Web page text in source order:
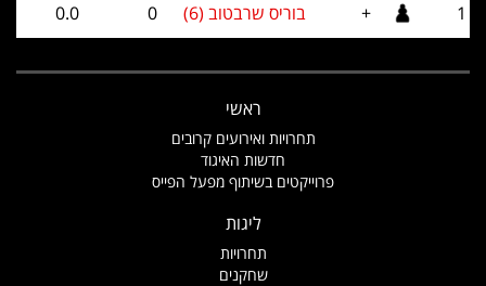
1
+ בוריס שרבטוב (6) 0
0.0
ראשי
תחרויות ואירועים קרובים
חדשות האיגוד
פרוייקטים בשיתוף מפעל הפייס
ליגות
תחרויות
שחקנים